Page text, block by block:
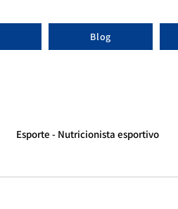
Blog
Esporte - Nutricionista esportivo